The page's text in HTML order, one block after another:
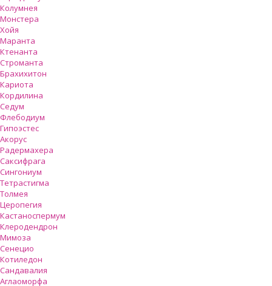
Колумнея
Монстера
Хойя
Маранта
Ктенанта
Строманта
Брахихитон
Кариота
Кордилина
Седум
Флебодиум
Гипоэстес
Акорус
Радермахера
Саксифрага
Сингониум
Тетрастигма
Толмея
Церопегия
Кастаноспермум
Клеродендрон
Мимоза
Сенецио
Котиледон
Сандавалия
Аглаоморфа